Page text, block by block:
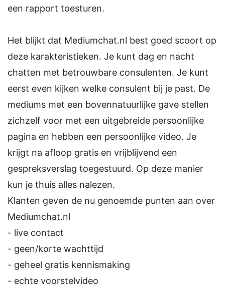
een rapport toesturen.
Het blijkt dat Mediumchat.nl best goed scoort op
deze karakteristieken. Je kunt dag en nacht
chatten met betrouwbare consulenten. Je kunt
eerst even kijken welke consulent bij je past. De
mediums met een bovennatuurlijke gave stellen
zichzelf voor met een uitgebreide persoonlijke
pagina en hebben een persoonlijke video. Je
krijgt na afloop gratis en vrijblijvend een
gespreksverslag toegestuurd. Op deze manier
kun je thuis alles nalezen.
Klanten geven de nu genoemde punten aan over
Mediumchat.nl
- live contact
- geen/korte wachttijd
- geheel gratis kennismaking
- echte voorstelvideo